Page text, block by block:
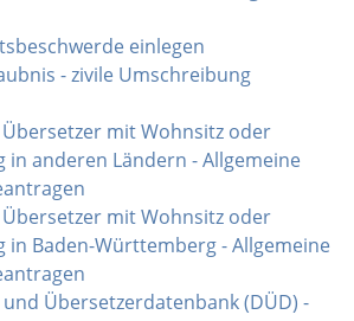
einlegen
- zivile Umschreibung
mit Wohnsitz oder
in anderen Ländern - Allgemeine
mit Wohnsitz oder
in Baden-Württemberg - Allgemeine
Übersetzerdatenbank (DÜD) -